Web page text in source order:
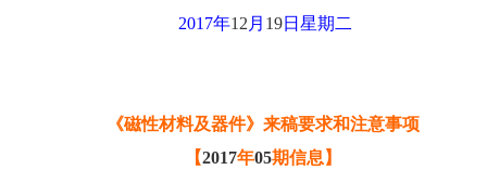
2017年12 月 19日星期二
《磁性材料及器件》来稿要求和注意事项
【2017年05期信息】